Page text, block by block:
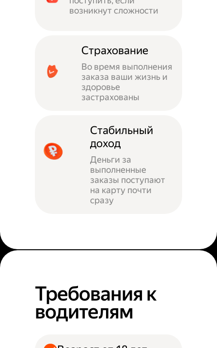
возникнут сложности
Страхование
Во время выполнения
заказа ваши жизнь и
здоровье
застрахованы
Стабильный
доход
Деньги за
выполненные
заказы поступают
на карту почти
сразу
Требования к
водителям